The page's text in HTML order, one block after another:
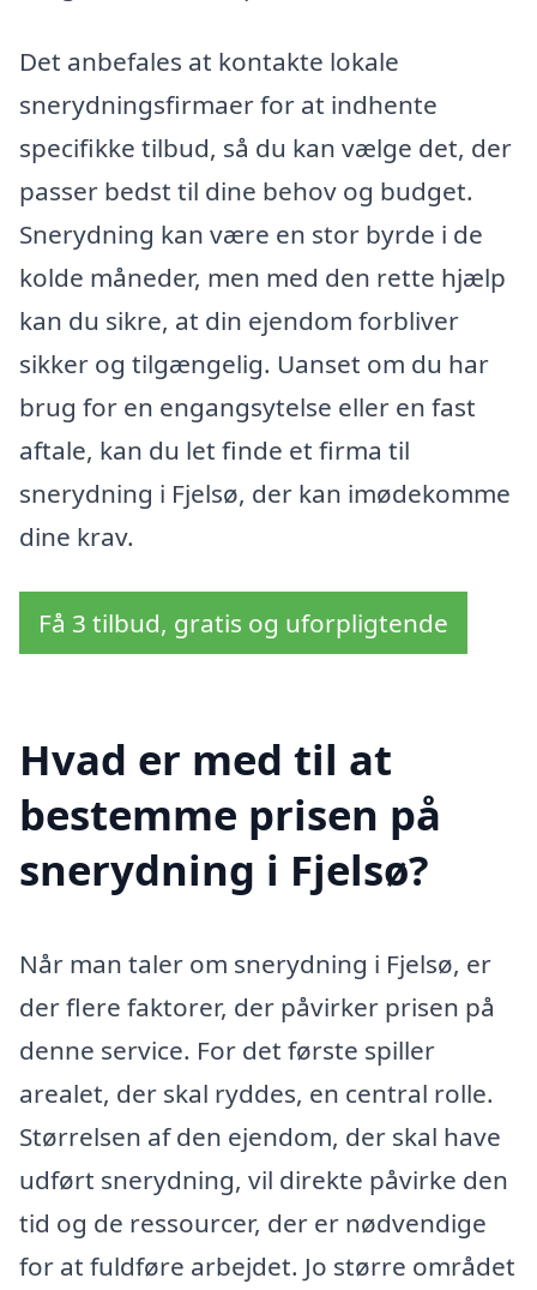
Det anbefales at kontakte lokale
snerydningsfirmaer for at indhente
specifikke tilbud, så du kan vælge det, der
passer bedst til dine behov og budget.
Snerydning kan være en stor byrde i de
kolde måneder, men med den rette hjælp
kan du sikre, at din ejendom forbliver
sikker og tilgængelig. Uanset om du har
brug for en engangsytelse eller en fast
aftale, kan du let finde et firma til
snerydning i Fjelsø, der kan imødekomme
dine krav.
Få 3 tilbud, gratis og uforpligtende
Hvad er med til at
bestemme prisen på
snerydning i Fjelsø?
Når man taler om snerydning i Fjelsø, er
der flere faktorer, der påvirker prisen på
denne service. For det første spiller
arealet, der skal ryddes, en central rolle.
Størrelsen af den ejendom, der skal have
udført snerydning, vil direkte påvirke den
tid og de ressourcer, der er nødvendige
for at fuldføre arbejdet. Jo større området